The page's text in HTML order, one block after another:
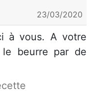
23/03/2020
à vous. A votre
beurre par de